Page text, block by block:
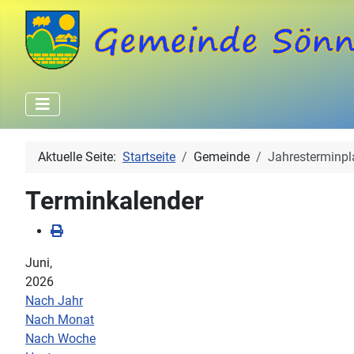
Aktuelle Seite: Startseite Gemeinde
Terminkalender
Juni,
2026
Nach Jahr
Nach Monat
Nach Woche